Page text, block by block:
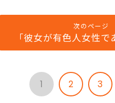
次のページ
「彼女が有色人女性で
1 2 3